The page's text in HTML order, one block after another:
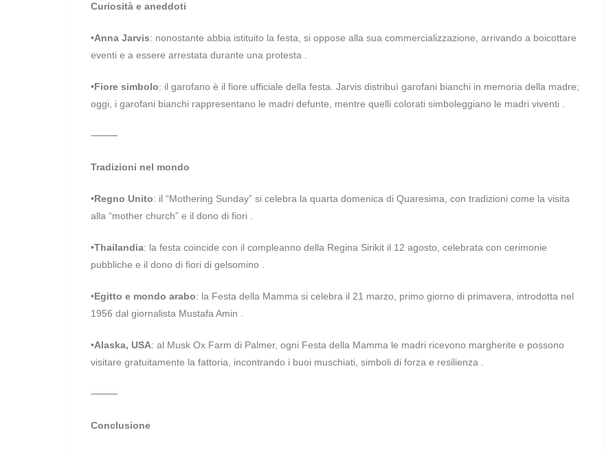
Curiosità e aneddoti
•Anna Jarvis: nonostante abbia istituito la festa, si oppose alla sua commercializzazione, arrivando a boicottare
eventi e a essere arrestata durante una protesta .
•Fiore simbolo: il garofano è il fiore ufficiale della festa. Jarvis distribuì garofani bianchi in memoria della madre;
oggi, i garofani bianchi rappresentano le madri defunte, mentre quelli colorati simboleggiano le madri viventi .
⸻
Tradizioni nel mondo
•Regno Unito: il “Mothering Sunday” si celebra la quarta domenica di Quaresima, con tradizioni come la visita
alla “mother church” e il dono di fiori .
•Thailandia: la festa coincide con il compleanno della Regina Sirikit il 12 agosto, celebrata con cerimonie
pubbliche e il dono di fiori di gelsomino .
•Egitto e mondo arabo: la Festa della Mamma si celebra il 21 marzo, primo giorno di primavera, introdotta nel
1956 dal giornalista Mustafa Amin .
•Alaska, USA: al Musk Ox Farm di Palmer, ogni Festa della Mamma le madri ricevono margherite e possono
visitare gratuitamente la fattoria, incontrando i buoi muschiati, simboli di forza e resilienza .
⸻
Conclusione